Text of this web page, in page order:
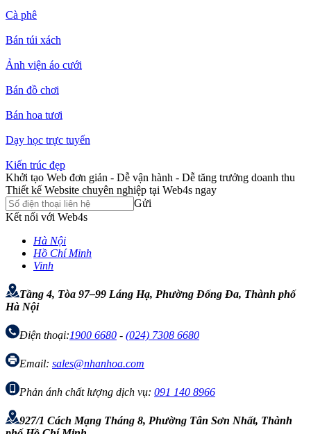
Cà phê
Bán túi xách
Ảnh viện áo cưới
Bán đồ chơi
Bán hoa tươi
Dạy học trực tuyến
Kiến trúc đẹp
Khởi tạo Web đơn giản - Dễ vận hành - Dễ tăng trưởng doanh thu
Thiết kế Website chuyên nghiệp tại Web4s ngay
Gửi
Kết nối với Web4s
Hà Nội
Hồ Chí Minh
Vinh
Tầng 4, Tòa 97–99 Láng Hạ, Phường Đống Đa, Thành phố
Hà Nội
Điện thoại:1900 6680 - (024) 7308 6680
Email: sales@nhanhoa.com
Phản ánh chất lượng dịch vụ: 091 140 8966
927/1 Cách Mạng Tháng 8, Phường Tân Sơn Nhất, Thành